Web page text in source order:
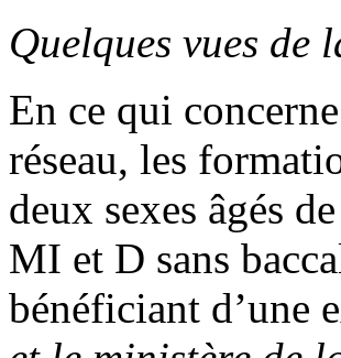
Quelques vues
En ce qui
réseau, les
deux sexes âgés
MI et D sans
bénéficiant d’une